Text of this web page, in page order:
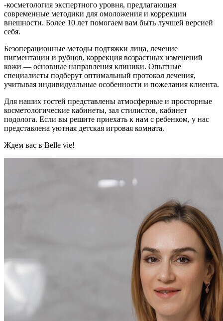
-косметология экспертного уровня, предлагающая
современные методики для омоложения и коррекции
внешности. Более 10 лет помогаем вам быть лучшей версией
себя.
Безоперационные методы подтяжки лица, лечение
пигментации и рубцов, коррекция возрастных изменений
кожи — основные направления клиники. Опытные
специалисты подберут оптимальный протокол лечения,
учитывая индивидуальные особенности и пожелания клиента.
Для наших гостей представлены атмосферные и просторные
косметологические кабинеты, зал стилистов, кабинет
подолога. Если вы решите приехать к нам с ребенком, у нас
представлена уютная детская игровая комната.
Ждем вас в Belle vie!